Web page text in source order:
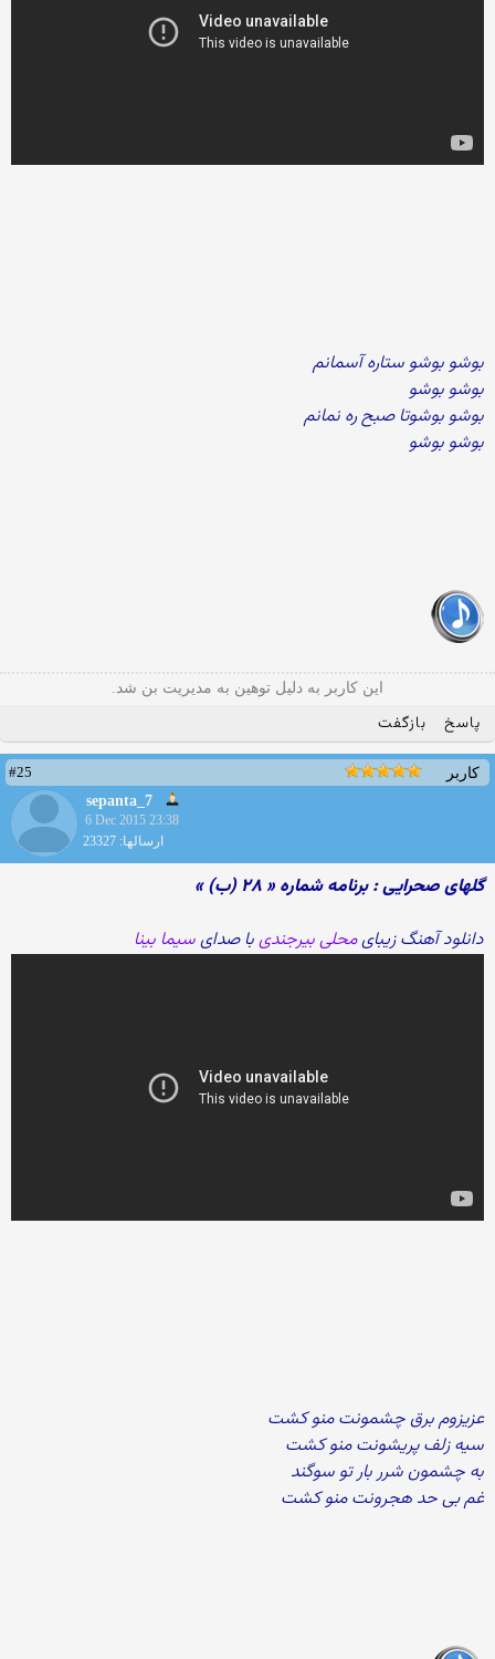
بوشو بوشو ستاره آسمانم
بوشو بوشو
بوشو بوشوتا صبح ره نمانم
بوشو بوشو
این کاربر به دلیل توهین به مدیریت بن شد.
پاسخ بازگفت
کاربر
#25
sepanta_7
6 Dec 2015 23:38
ارسالها: 23327
گلهای صحرایی : برنامه شماره « ۲۸ (ب) »
دانلود آهنگ زیبایمحلی بیرجندیبا صدایسیما بینا
عزیزوم برق چشمونت منو کشت
سیه زلف پریشونت منو کشت
به چشمون شرر بار تو سوگند
غم بی حد هجرونت منو کشت